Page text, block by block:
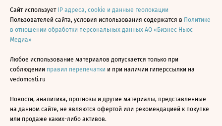
Сайт использует IP адреса, cookie и данные геолокации
Пользователей сайта, условия использования содержатся в Политике
в отношении обработки персональных данных АО «Бизнес Ньюс
Медиа»
Любое использование материалов допускается только при
соблюдении правил перепечатки и при наличии гиперссылки на
vedomosti.ru
Новости, аналитика, прогнозы и другие материалы, представленные
на данном сайте, не являются офертой или рекомендацией к покупке
или продаже каких-либо активов.